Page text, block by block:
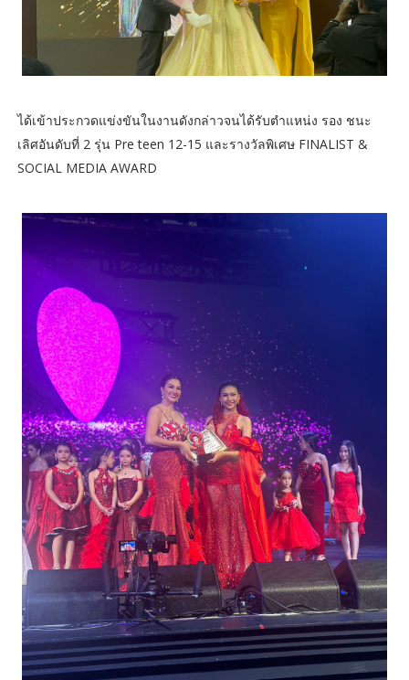
ได้เข้าประกวดแข่งขันในงานดังกล่าวจนได้รับตำแหน่ง รอง ชนะ
เลิศอันดับที่ 2 รุ่น Pre teen 12-15 และรางวัลพิเศษ FINALIST &
SOCIAL MEDIA AWARD